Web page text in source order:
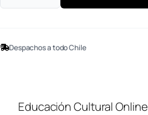
Despachos a todo Chile
Educación Cultural Online